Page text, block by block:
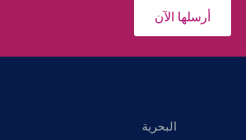
أرسلها الآن
البحرية